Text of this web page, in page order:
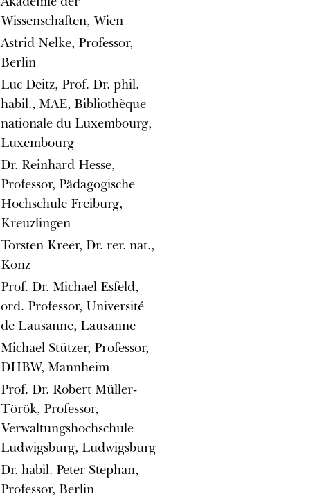
Wissenschaften, Wien
Astrid Nelke, Professor,
Berlin
Luc Deitz, Prof. Dr. phil.
habil., MAE, Bibliothèque
nationale du Luxembourg,
Luxembourg
Dr. Reinhard Hesse,
Professor, Pädagogische
Hochschule Freiburg,
Kreuzlingen
Torsten Kreer, Dr. rer. nat.,
Konz
Prof. Dr. Michael Esfeld,
ord. Professor, Université
de Lausanne, Lausanne
Michael Stützer, Professor,
DHBW, Mannheim
Prof. Dr. Robert Müller-
Török, Professor,
Verwaltungshochschule
Ludwigsburg, Ludwigsburg
Dr. habil. Peter Stephan,
Professor, Berlin